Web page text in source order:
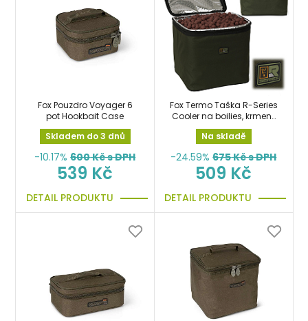
Fox Pouzdro Voyager 6
pot Hookbait Case
Skladem do 3 dnů
-10.17% 600Kč s DPH
539 Kč
DETAIL PRODUKTU
Fox Termo Taška R-Series
Cooler na boilies, krmení,
návnady a nástrahy
Na skladě
-24.59% 675Kč s DPH
509 Kč
DETAIL PRODUKTU